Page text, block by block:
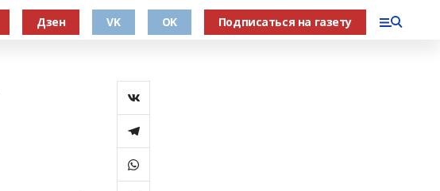
Дзен VK OK Подписаться на газету